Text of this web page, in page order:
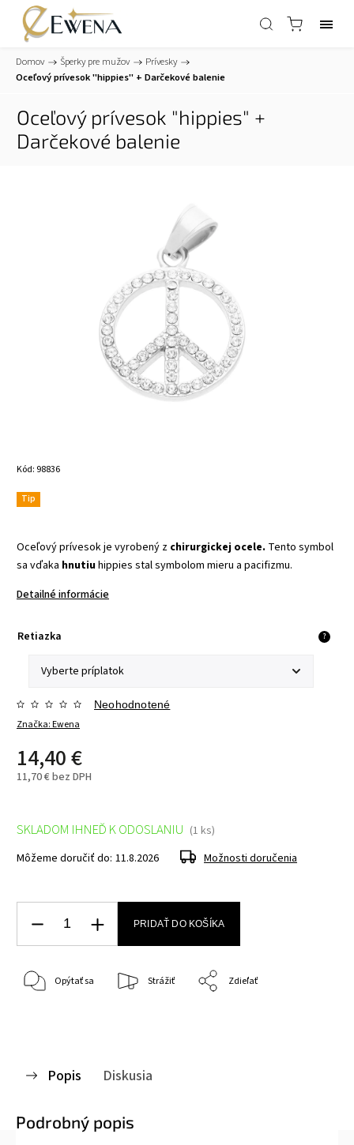
Domov / Šperky pre mužov / Prívesky /
Oceľový prívesok "hippies" + Darčekové balenie
Oceľový prívesok "hippies" +
Darčekové balenie
Kód: 98836
Tip
Oceľový prívesok je vyrobený z chirurgickej ocele. Tento symbol
sa vďaka hnutiuhippies stal symbolom mieru a pacifizmu.
Detailné informácie
Retiazka ?
Značka:Ewena
Neohodnotené
14,40 €
11,70 €bez DPH
SKLADOM IHNEĎ K ODOSLANIU (1 ks)
Môžeme doručiť do: 11.8.2026 Možnosti doručenia
PRIDAŤ DO KOŠÍKA
Opýtať sa Strážiť Zdieľať
Popis Diskusia
Podrobný popis